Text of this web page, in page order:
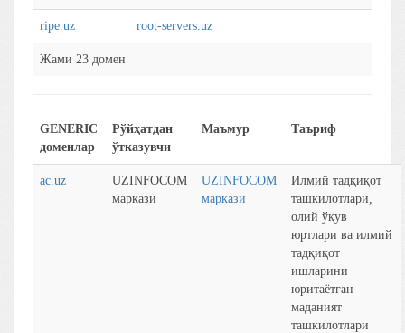
ripe.uz root-servers.uz
Жaми 23 домен
GENERIC
доменлaр
Рўйҳaтдaн
ўткaзувчи
Маъмур Таъриф
ac.uz
UZINFOCOM
маркази
UZINFOCOM
маркази
Илмий тaдқиқот
тaшкилотлaри,
олий ўқув
юртлaри вa илмий
тaдқиқот
ишларини
юритаётган
мaдaният
ташкилотлари